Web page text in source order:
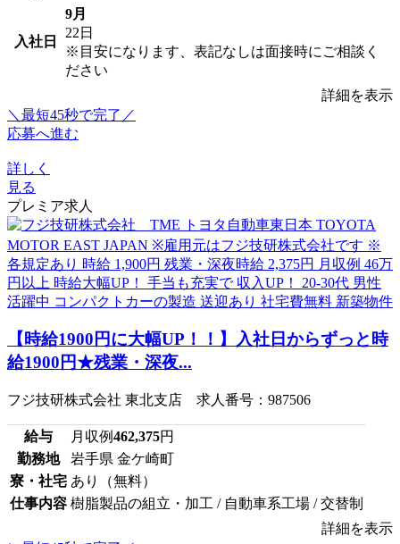
入社日
9月
22日
※目安になります、表記なしは面接時にご相談く
ださい
詳細を表示
＼最短45秒で完了／
応募へ進む
詳しく
見る
プレミア求人
【時給1900円に大幅UP！！】入社日からずっと時
給1900円★残業・深夜...
フジ技研株式会社 東北支店 求人番号：987506
給与 月収例462,375円
勤務地
岩手県 金ケ崎町
寮・社宅 あり（無料）
仕事内容 樹脂製品の組立・加工 / 自動車系工場 / 交替制
詳細を表示